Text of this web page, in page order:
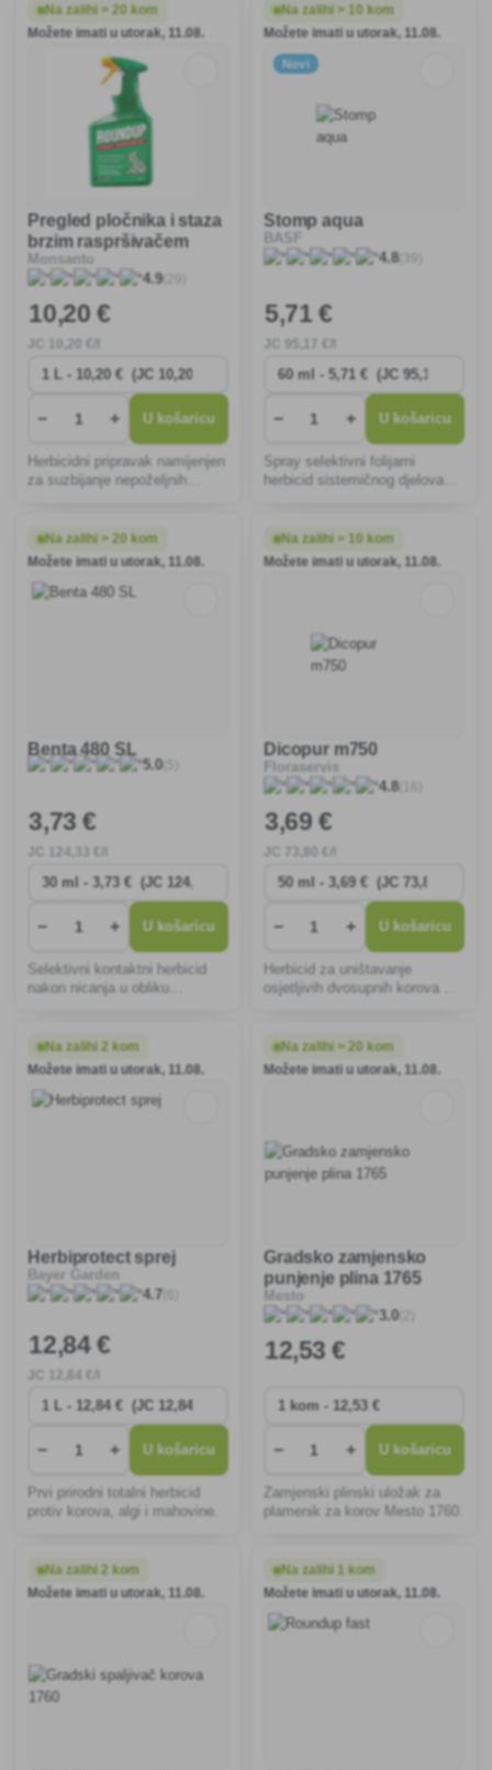
višegodišnjih i jednogodišnjih
korova, uključujući šaš na
Na zalihi > 20 kom
Možete imati u utorak, 11.08.
Pregled pločnika i staza
brzim raspršivačem
Monsanto
4.9(29)
10,20 €
,20 €/l
− + U košaricu
Herbicidni pripravak namijenjen
za suzbijanje nepoželjnih
Prvi učinci nakon samo 2-3
sata.
Na zalihi > 10 kom
Možete imati u utorak, 11.08.
Novi
Stomp aqua
BASF
4.8(39)
5,71 €
− + U košaricu
Spray selektivni folijarni
herbicid sistemičnog djelovanja
dvosupnih i travnatih korova.
Na zalihi > 20 kom
Možete imati u utorak, 11.08.
Benta 480 SL
5.0(5)
3,73 €
124
− + U košaricu
Selektivni kontaktni herbicid
nakon nicanja u obliku
uništavanje dvosupnih korova
u krumpiru, grašku, grahu,
Na zalihi > 10 kom
Možete imati u utorak, 11.08.
Dicopur m750
Floraservis
4.8(16)
3,69 €
− + U košaricu
Herbicid za uništavanje
osjetljivih dvosupnih korova u
sjetvenicima trava.
Na zalihi 2 kom
Možete imati u utorak, 11.08.
Herbiprotect sprej
Bayer Garden
4.7
12,84 €
12
− + U košaricu
Prvi prirodni totalni herbicid
protiv korova, algi i mahovine.
Na zalihi > 20 kom
Možete imati u utorak, 11.08.
Gradsko zamjensko
punjenje plina 1765
Mesto
3.0(2)
12,53 €
− + U košaricu
Zamjenski plinski uložak za
plamenik za korov Mesto 1760.
Na zalihi 2 kom
Možete imati u utorak, 11.08.
Na zalihi 1 kom
Možete imati u utorak, 11.08.